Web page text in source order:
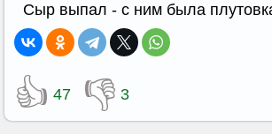
Сыр выпал - с ним была
👍 47 👎 3